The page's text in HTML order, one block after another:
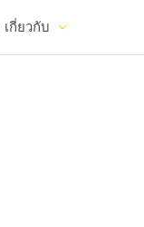
เกี่ยวกับ